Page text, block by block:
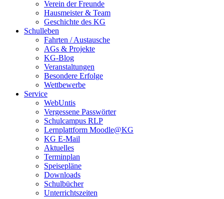
Verein der Freunde
Hausmeister & Team
Geschichte des KG
Schulleben
Fahrten / Austausche
AGs & Projekte
KG-Blog
Veranstaltungen
Besondere Erfolge
Wettbewerbe
Service
WebUntis
Vergessene Passwörter
Schulcampus RLP
Lernplattform Moodle@KG
KG E-Mail
Aktuelles
Terminplan
Speisepläne
Downloads
Schulbücher
Unterrichtszeiten